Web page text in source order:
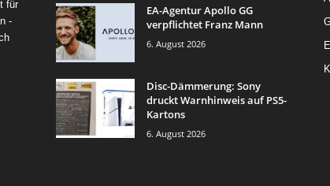
für
-
EA-Agentur Apollo GG
verpflichtet Franz Mann
6. August 2026
Disc-Dämmerung: Sony
druckt Warnhinweis auf PS5-
Kartons
6. August 2026